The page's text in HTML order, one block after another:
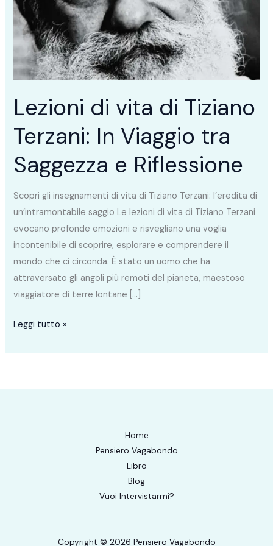
Lezioni di vita di Tiziano
Terzani: In Viaggio tra
Saggezza e Riflessione
Scopri gli insegnamenti di vita di Tiziano Terzani: l’eredita di
un’intramontabile saggio Le lezioni di vita di Tiziano Terzani
evocano profonde emozioni e risvegliano una voglia
incontenibile di scoprire, esplorare e comprendere il
mondo che ci circonda. È stato un uomo che ha
attraversato gli angoli più remoti del pianeta, maestoso
viaggiatore di terre lontane […]
Tiziano
Terzani:
In
Viaggio
tra
Saggezza
e
Riflessione
Leggi tutto »
Home
Pensiero Vagabondo
Libro
Blog
Vuoi Intervistarmi?
Copyright © 2026 Pensiero Vagabondo